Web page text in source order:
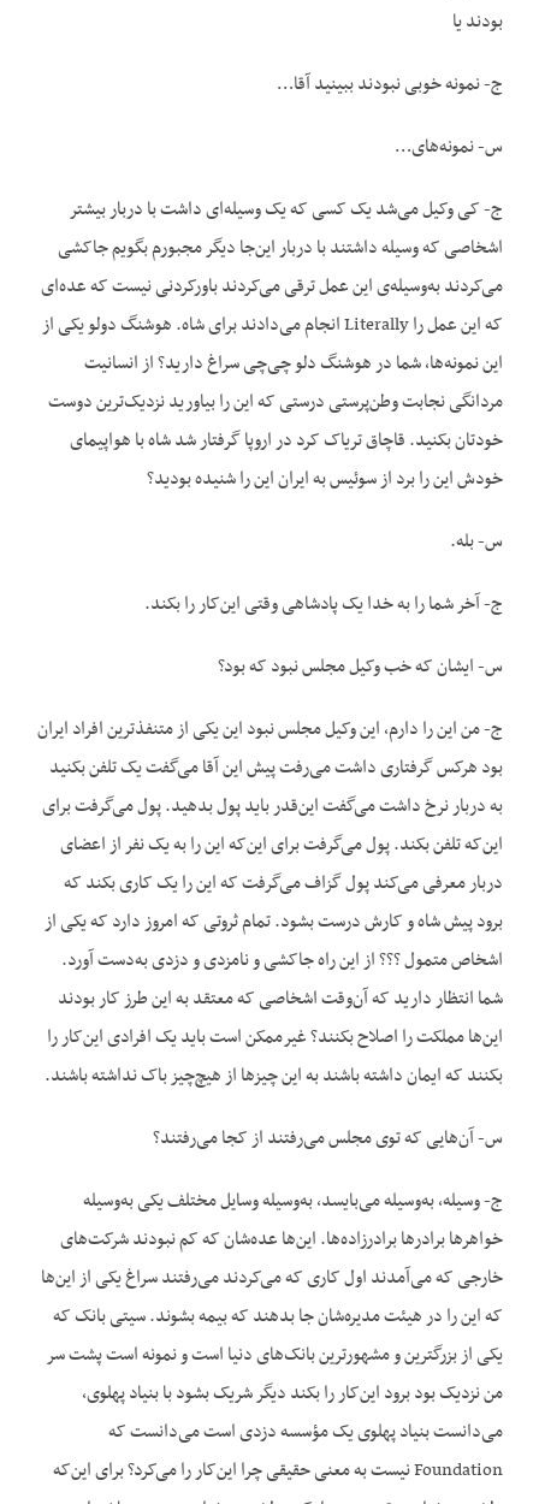
بودند یا
ج- نمونه خوبی نبودند ببینید آقا…
س- نمونه‌های…
ج- کی وکیل می‌شد یک کسی که یک وسیله‌ای داشت با دربار بیشتر
اشخاصی که وسیله داشتند با دربار این‌جا دیگر مجبورم بگویم جاکشی
می‌کردند به‌وسیله‌ی این عمل ترقی می‌کردند باورکردنی نیست که عده‌ای
که این عمل را Literally انجام می‌دادند برای شاه. هوشنگ دولو یکی از
این نمونه‌ها، شما در هوشنگ دلو چی‌چی سراغ دارید؟ از انسانیت
مردانگی نجابت وطن‌پرستی درستی که این را بیاورید نزدیک‌ترین دوست
خودتان بکنید. قاچاق تریاک کرد در اروپا گرفتار شد شاه با هواپیمای
خودش این را برد از سوئیس به ایران این را شنیده بودید؟
س- بله.
ج- آخر شما را به خدا یک پادشاهی وقتی این‌کار را بکند.
س- ایشان که خب وکیل مجلس نبود که بود؟
ج- من این را دارم، این وکیل مجلس نبود این یکی از متنفذترین افراد ایران
بود هرکس گرفتاری داشت می‌رفت پیش این آقا می‌گفت یک تلفن بکنید
به دربار نرخ داشت می‌گفت این‌قدر باید پول بدهید. پول می‌گرفت برای
این‌که تلفن بکند. پول می‌گرفت برای این‌که این را به یک نفر از اعضای
دربار معرفی می‌کند پول گزاف می‌گرفت که این را یک کاری بکند که
برود پیش شاه و کارش درست بشود. تمام ثروتی که امروز دارد که یکی از
اشخاص متمول ؟؟؟ از این راه جاکشی و نامزدی و دزدی به‌دست آورد.
شما انتظار دارید که آن‌وقت اشخاصی که معتقد به این طرز کار بودند
این‌ها مملکت را اصلاح بکنند؟ غیرممکن است باید یک افرادی این‌کار را
بکنند که ایمان داشته باشند به این چیزها از هیچ‌چیز باک نداشته باشند.
س- آن‌هایی که توی مجلس می‌رفتند از کجا می‌رفتند؟
ج- وسیله، به‌وسیله می‌بایسد، به‌وسیله وسایل مختلف یکی به‌وسیله
خواهرها برادرها برادرزاده‌ها. این‌ها عده‌شان که کم نبودند شرکت‌های
خارجی که می‌آمدند اول کاری که می‌کردند می‌رفتند سراغ یکی از این‌ها
که این را در هیئت مدیره‌شان جا بدهند که بیمه بشوند. سیتی بانک که
یکی از بزرگترین و مشهورترین بانک‌های دنیا است و نمونه است پشت سر
من نزدیک بود برود این‌کار را بکند دیگر شریک بشود با بنیاد پهلوی،
می‌دانست بنیاد پهلوی یک مؤسسه دزدی است می‌دانست که
Foundation نیست به معنی حقیقی چرا این‌کار را می‌کرد؟ برای این‌که